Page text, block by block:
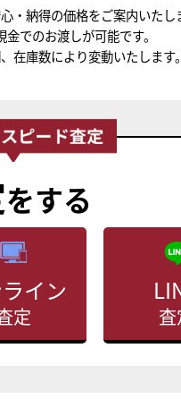
・納得の価格をご案内いたし
でのお渡しが可能です。
在庫数により変動いたします。
をする
イン
定